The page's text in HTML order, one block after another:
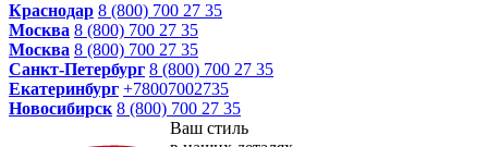
Краснодар 8 (800) 700 27 35
Москва 8 (800) 700 27 35
Москва 8 (800) 700 27 35
Санкт-Петербург 8 (800) 700 27 35
Екатеринбург +78007002735
Новосибирск 8 (800) 700 27 35
Ваш стиль